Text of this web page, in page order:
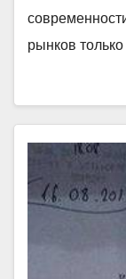
рынков